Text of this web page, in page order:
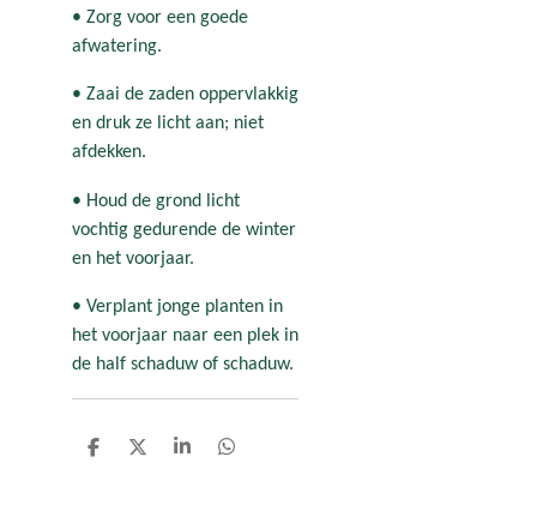
• Zorg voor een goede
afwatering.
• Zaai de zaden oppervlakkig
en druk ze licht aan; niet
afdekken.
• Houd de grond licht
vochtig gedurende de winter
en het voorjaar.
• Verplant jonge planten in
het voorjaar naar een plek in
de half schaduw of schaduw.
D
D
S
D